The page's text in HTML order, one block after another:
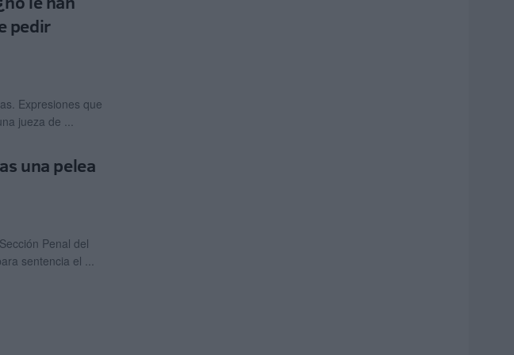
pedir
Expresiones que
jueza de ...
una pelea
Penal del
sentencia el ...